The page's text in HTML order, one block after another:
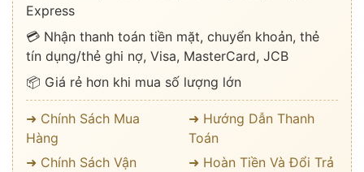
Express
💳 Nhận thanh toán tiền mặt, chuyển khoản, thẻ
tín dụng/thẻ ghi nợ, Visa, MasterCard, JCB
📦 Giá rẻ hơn khi mua số lượng lớn
➜ Chính Sách Mua
Hàng
➜ Hướng Dẫn Thanh
Toán
➜ Chính Sách Vận
➜ Hoàn Tiền Và Đổi Trả